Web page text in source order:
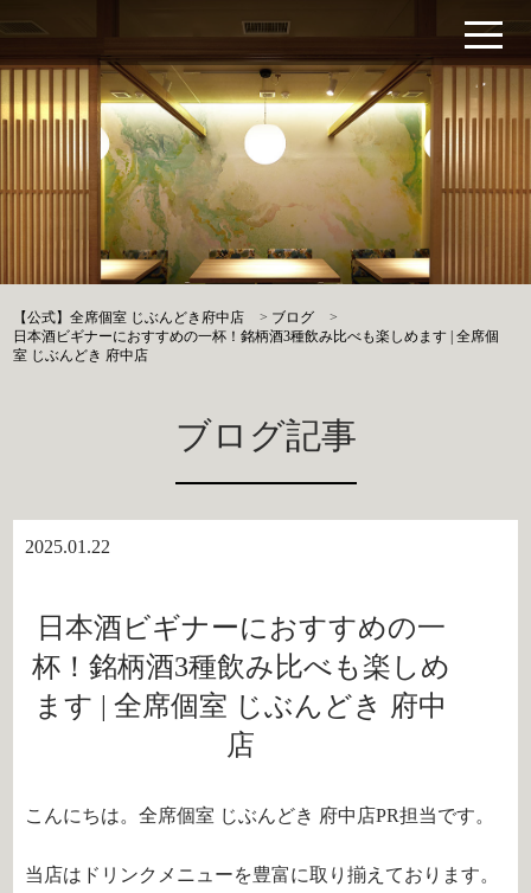
【公式】全席個室 じぶんどき府中店 > ブログ
>
日本酒ビギナーにおすすめの一杯！銘柄酒3種飲み比べも楽しめます | 全席個
室 じぶんどき 府中店
ブログ記事
2025.01.22
日本酒ビギナーにおすすめの一
杯！銘柄酒3種飲み比べも楽しめ
ます | 全席個室 じぶんどき 府中
店
こんにちは。全席個室 じぶんどき 府中店PR担当です。
当店はドリンクメニューを豊富に取り揃えております。